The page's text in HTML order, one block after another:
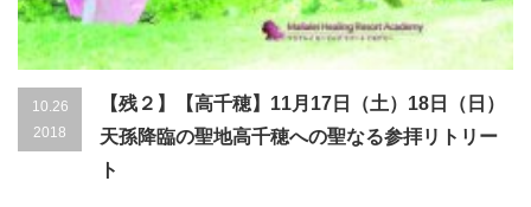
10.26
2018
【残２】【高千穂】11月17日（土）18日（日）
天孫降臨の聖地高千穂への聖なる参拝リトリー
ト